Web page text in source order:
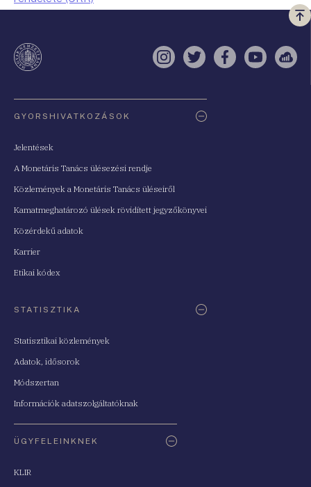
a
Instagram
TwitterFacebook
YouTube
GYORSHIVATKOZÁSOK
Jelentések
A Monetáris Tanács ülésezési rendje
Közlemények a Monetáris Tanács üléseiről
Kamatmeghatározó ülések rövidített jegyzőkönyvei
Közérdekű adatok
Karrier
Etikai kódex
STATISZTIKA
Statisztikai közlemények
Adatok, idősorok
Módszertan
Információk adatszolgáltatóknak
ÜGYFELEINKNEK
KLIR